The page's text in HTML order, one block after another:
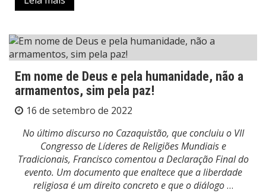
Em nome de Deus e pela humanidade, não a
armamentos, sim pela paz!
16 de setembro de 2022
No último discurso no Cazaquistão, que concluiu o VII
Congresso de Líderes de Religiões Mundiais e
Tradicionais, Francisco comentou a Declaração Final do
evento. Um documento que enaltece que a liberdade
religiosa é um direito concreto e que o diálogo…